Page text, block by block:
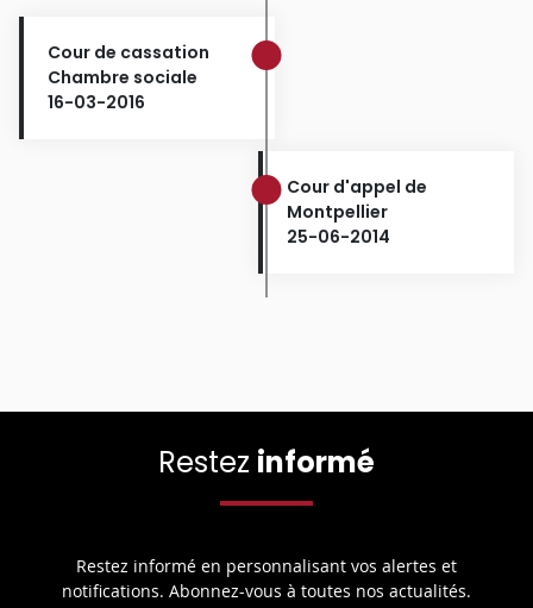
Cour de cassation
Chambre sociale
16-03-2016
Cour d'appel de
Montpellier
25-06-2014
Restez informé
Restez informé en personnalisant vos alertes et
notifications. Abonnez-vous à toutes nos actualités.